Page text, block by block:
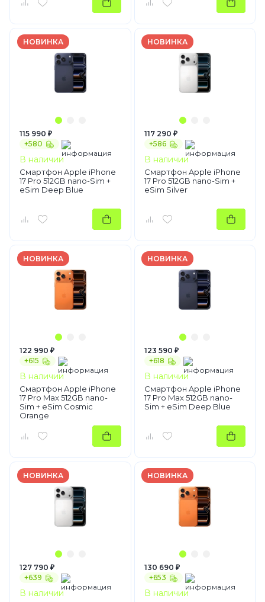
НОВИНКА
115 990 ₽
+580
В наличии
Смартфон Apple iPhone
17 Pro 512GB nano-Sim +
eSim Deep Blue
НОВИНКА
117 290 ₽
+586
В наличии
Смартфон Apple iPhone
17 Pro 512GB nano-Sim +
eSim Silver
НОВИНКА
122 990 ₽
+615
В наличии
Смартфон Apple iPhone
17 Pro Max 512GB nano-
Sim + eSim Cosmic
Orange
НОВИНКА
123 590 ₽
+618
В наличии
Смартфон Apple iPhone
17 Pro Max 512GB nano-
Sim + eSim Deep Blue
НОВИНКА
127 790 ₽
+639
В наличии
НОВИНКА
130 690 ₽
+653
В наличии